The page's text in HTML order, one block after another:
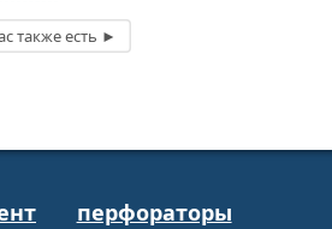
перфораторы